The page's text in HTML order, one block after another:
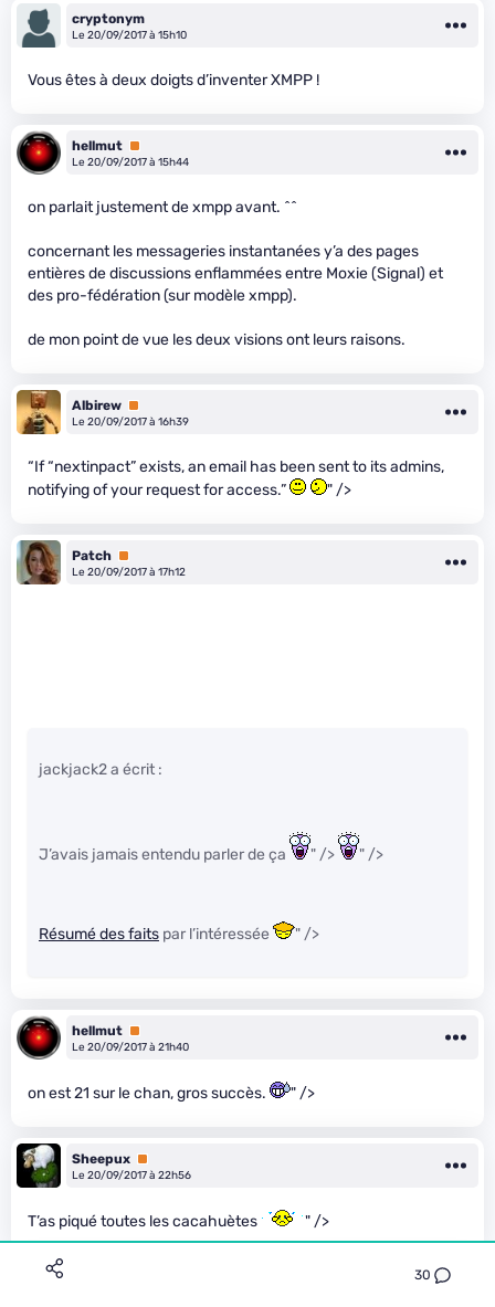
30
cryptonym
Le 20/09/2017 à 15h10
Vous êtes à deux doigts d’inventer XMPP !
hellmut Premium
Le 20/09/2017 à 15h44
on parlait justement de xmpp avant. ^^
concernant les messageries instantanées y’a des pages
entières de discussions enflammées entre Moxie (Signal) et
des pro-fédération (sur modèle xmpp).
de mon point de vue les deux visions ont leurs raisons.
Albirew Premium
Le 20/09/2017 à 16h39
“If “nextinpact” exists, an email has been sent to its admins,
notifying of your request for access.”
" />
Patch Premium
Le 20/09/2017 à 17h12
jackjack2 a écrit :
J’avais jamais entendu parler de ça " /> " />
Résumé des faits par l’intéressée " />
hellmut Premium
Le 20/09/2017 à 21h40
on est 21 sur le chan, gros succès. " />
Sheepux Premium
Le 20/09/2017 à 22h56
T’as piqué toutes les cacahuètes " />